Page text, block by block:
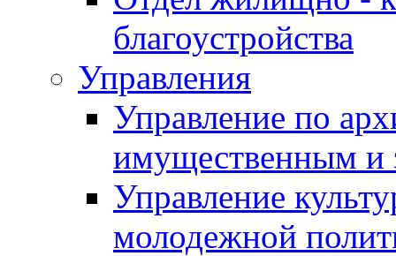
благоустройства
Управления
Управление по
имущественным и
Управление
молодежной